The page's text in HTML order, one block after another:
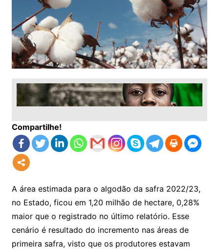
Compartilhe!
A área estimada para o algodão da safra 2022/23,
no Estado, ficou em 1,20 milhão de hectare, 0,28%
maior que o registrado no último relatório. Esse
cenário é resultado do incremento nas áreas de
primeira safra, visto que os produtores estavam